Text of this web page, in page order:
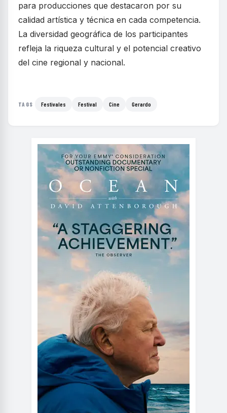
para producciones que destacaron por su
calidad artística y técnica en cada competencia.
La diversidad geográfica de los participantes
refleja la riqueza cultural y el potencial creativo
del cine regional y nacional.
TAGS Festivales Festival Cine Gerardo